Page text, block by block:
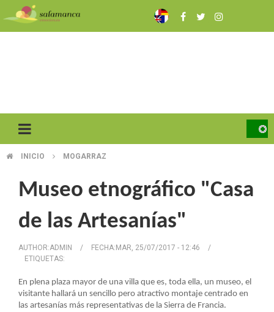
Pasar
al
SOBRESCRIBIR
ENLACES
AYUDA
LA
NAVEGACIÓN
INICIO MOGARRAZ
Museo etnográfico "Casa
de las Artesanías"
AUTHOR:ADMIN / FECHA: MAR, 25/07/2017 - 12:46
/
ETIQUETAS:
En plena plaza mayor de una villa que es, toda ella, un museo, el
visitante hallará un sencillo pero atractivo montaje centrado en
las artesanías más representativas de la Sierra de Francia.